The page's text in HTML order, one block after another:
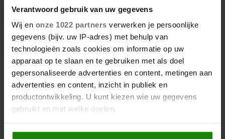
Verantwoord gebruik van uw gegevens
Wij en onze 1022 partners verwerken je persoonlijke
gegevens (bijv. uw IP-adres) met behulp van
technologieën zoals cookies om informatie op uw
apparaat op te slaan en te gebruiken met als doel
gepersonaliseerde advertenties en content, metingen aan
advertenties en content, inzicht in publiek en
productontwikkeling. U kunt kiezen wie uw gegevens
gebruikt en met welke doelen.
Als u het toestaat, willen we ook graag:
PRINSES AMALIA STAPT
VOORLOPIG NIET OP HAAR
PAARD DOOR GEBROKEN ARM
Geen leuk nieuws voor prinses Amalia (21): zij zal
voorlopig nog niet op het paard stappen. Dat liet ze
weten na afloop van een militaire ceremonie bij de
Bernhardkazerne in Amersfoort.